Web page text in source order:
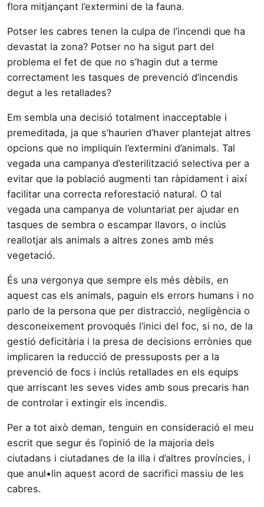
flora mitjançant l’extermini de la fauna.
Potser les cabres tenen la culpa de l’incendi que ha
devastat la zona? Potser no ha sigut part del
problema el fet de que no s’hagin dut a terme
correctament les tasques de prevenció d’incendis
degut a les retallades?
Em sembla una decisió totalment inacceptable i
premeditada, ja que s’haurien d’haver plantejat altres
opcions que no impliquin l’extermini d’animals. Tal
vegada una campanya d’esterilització selectiva per a
evitar que la població augmenti tan ràpidament i així
facilitar una correcta reforestació natural. O tal
vegada una campanya de voluntariat per ajudar en
tasques de sembra o escampar llavors, o inclús
reallotjar als animals a altres zones amb més
vegetació.
És una vergonya que sempre els més dèbils, en
aquest cas els animals, paguin els errors humans i no
parlo de la persona que per distracció, negligència o
desconeixement provoqués l’inici del foc, si no, de la
gestió deficitària i la presa de decisions errònies que
implicaren la reducció de pressuposts per a la
prevenció de focs i inclús retallades en els equips
que arriscant les seves vides amb sous precaris han
de controlar i extingir els incendis.
Per a tot això deman, tenguin en consideració el meu
escrit que segur és l’opinió de la majoria dels
ciutadans i ciutadanes de la illa i d’altres províncies, i
que anul•lin aquest acord de sacrifici massiu de les
cabres.